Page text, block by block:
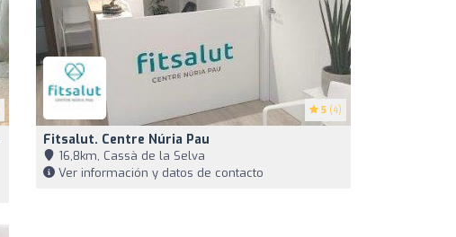
5 (4)
Fitsalut. Centre Núria Pau
16,8km, Cassà de la Selva
Ver información y datos de contacto